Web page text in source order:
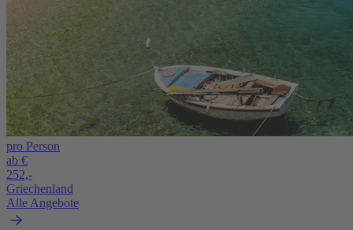
pro Person
ab €
252,-
Griechenland
Alle Angebote